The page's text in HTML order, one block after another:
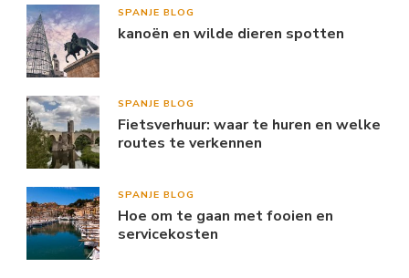
SPANJE BLOG
kanoën en wilde dieren spotten
SPANJE BLOG
Fietsverhuur: waar te huren en welke
routes te verkennen
SPANJE BLOG
Hoe om te gaan met fooien en
servicekosten